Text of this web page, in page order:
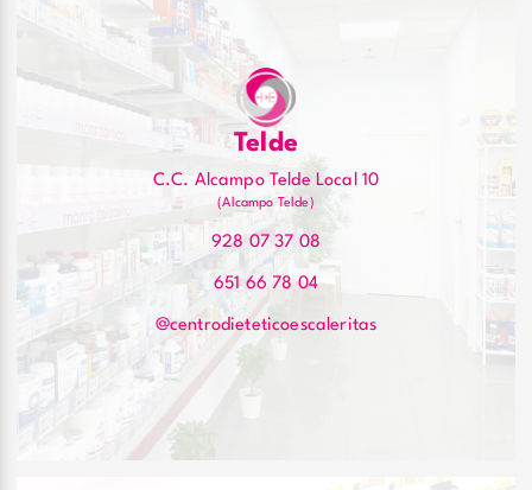
Telde
C.C. Alcampo Telde Local 10
(Alcampo Telde)
928 07 37 08
651 66 78 04
@centrodieteticoescaleritas